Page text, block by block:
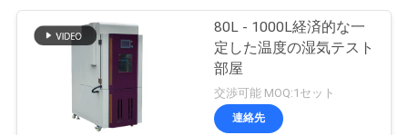
80L - 1000L経済的な一
定した温度の湿気テスト
部屋
交渉可能 MOQ:1セット
連絡先